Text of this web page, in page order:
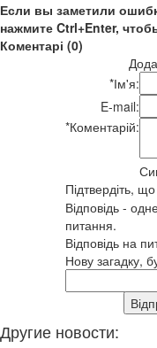
Если вы заметили
нажмите Ctrl+Enter,
Коментарі (0)
*Ім'я:
E-mail:
*Коментарій:
Підтвердіть,
Відповідь -
питання.
Відповідь на
Нову загадку,
Другие новости: